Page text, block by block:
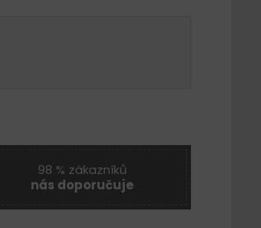
98 % zákazníků
nás doporučuje